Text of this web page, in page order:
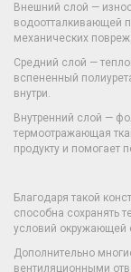
Внешний слой —
водоотталкивающей
механических
Средний слой —
вспененный
внутри.
Внутренний слой —
термоотражающая
продукту и помогает
Благодаря такой
способна сохранять
условий окружающей
Дополнительно
вентиляционными